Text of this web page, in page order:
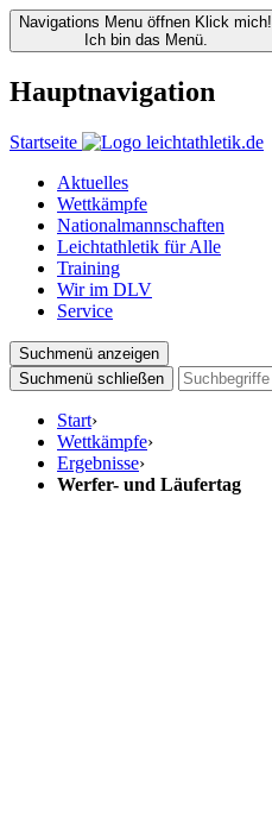
Navigations Menu öffnen Klick mich!
Ich bin das Menü.
Hauptnavigation
Startseite
Aktuelles
Wettkämpfe
Nationalmannschaften
Leichtathletik für Alle
Training
Wir im DLV
Service
Suchmenü anzeigen
Suchmenü schließen
Start›
Wettkämpfe›
Ergebnisse›
Werfer- und Läufertag